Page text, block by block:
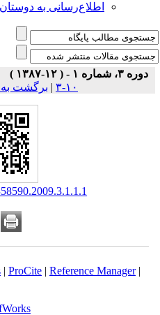
اطلاع‌رسانی به دوستان
دوره ۳، شماره ۱ - ( ۱۲-۱۳۸۷ )
۱۰-۳
|برگشت به
|ProCite|Reference Manager